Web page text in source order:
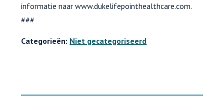
informatie naar www.dukelifepointhealthcare.com.
###
Categorieën: Niet gecategoriseerd